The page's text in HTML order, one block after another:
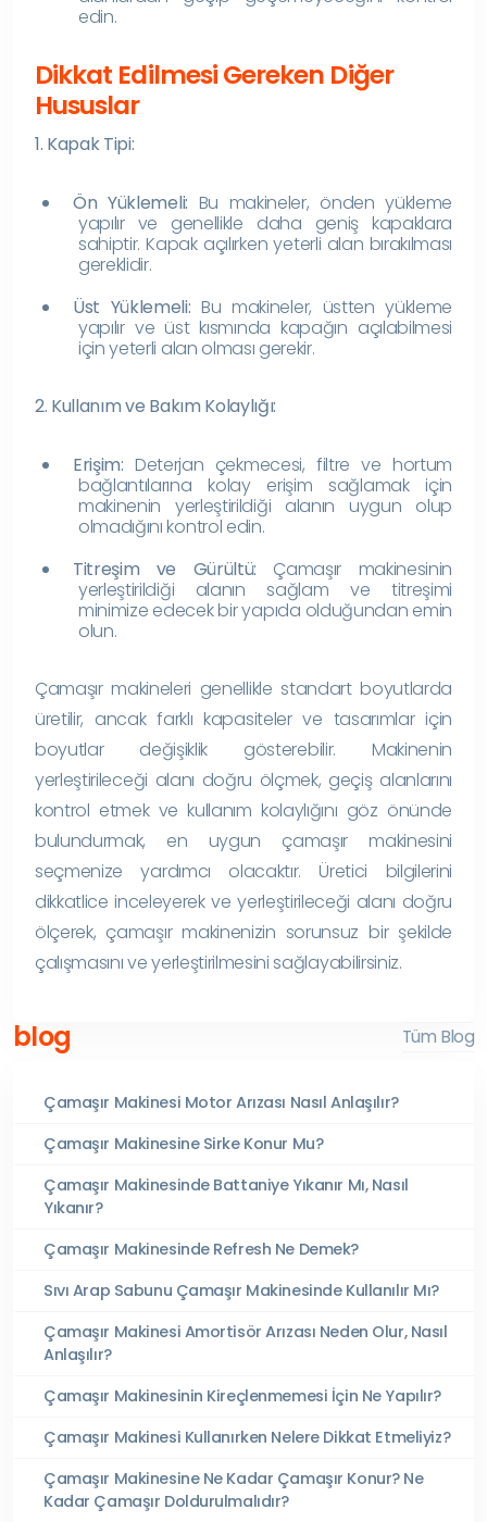
edin.
Dikkat Edilmesi Gereken Diğer
Hususlar
1. Kapak Tipi:
Ön Yüklemeli: Bu makineler, önden yükleme
yapılır ve genellikle daha geniş kapaklara
sahiptir. Kapak açılırken yeterli alan bırakılması
gereklidir.
Üst Yüklemeli: Bu makineler, üstten yükleme
yapılır ve üst kısmında kapağın açılabilmesi
için yeterli alan olması gerekir.
2. Kullanım ve Bakım Kolaylığı:
Erişim: Deterjan çekmecesi, filtre ve hortum
bağlantılarına kolay erişim sağlamak için
makinenin yerleştirildiği alanın uygun olup
olmadığını kontrol edin.
Titreşim ve Gürültü: Çamaşır makinesinin
yerleştirildiği alanın sağlam ve titreşimi
minimize edecek bir yapıda olduğundan emin
olun.
Çamaşır makineleri genellikle standart boyutlarda
üretilir, ancak farklı kapasiteler ve tasarımlar için
boyutlar değişiklik gösterebilir. Makinenin
yerleştirileceği alanı doğru ölçmek, geçiş alanlarını
kontrol etmek ve kullanım kolaylığını göz önünde
bulundurmak, en uygun çamaşır makinesini
seçmenize yardımcı olacaktır. Üretici bilgilerini
dikkatlice inceleyerek ve yerleştirileceği alanı doğru
ölçerek, çamaşır makinenizin sorunsuz bir şekilde
çalışmasını ve yerleştirilmesini sağlayabilirsiniz.
blog Tüm Blog
Çamaşır Makinesi Motor Arızası Nasıl Anlaşılır?
Çamaşır Makinesine Sirke Konur Mu?
Çamaşır Makinesinde Battaniye Yıkanır Mı, Nasıl
Yıkanır?
Çamaşır Makinesinde Refresh Ne Demek?
Sıvı Arap Sabunu Çamaşır Makinesinde Kullanılır Mı?
Çamaşır Makinesi Amortisör Arızası Neden Olur, Nasıl
Anlaşılır?
Çamaşır Makinesinin Kireçlenmemesi İçin Ne Yapılır?
Çamaşır Makinesi Kullanırken Nelere Dikkat Etmeliyiz?
Çamaşır Makinesine Ne Kadar Çamaşır Konur? Ne
Kadar Çamaşır Doldurulmalıdır?